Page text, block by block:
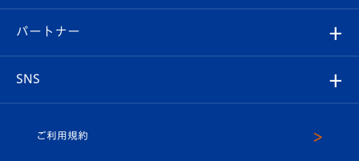
メディア
ホームタウン
マスコット紹介
ヴィヴィくんの長崎おもてなしガイド
スタジアムグルメ
V-LOVERS（ファンクラブ）
プレイヤーズスイート
店舗情報
育成からのお知らせ
U-18
パートナー
SNS
ご利用規約